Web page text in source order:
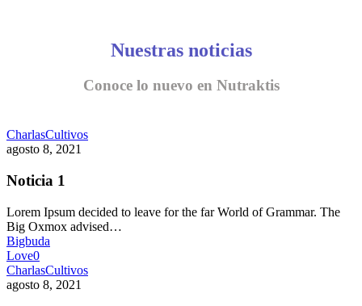
Nuestras noticias
Conoce lo nuevo en Nutraktis
CharlasCultivos
agosto 8, 2021
Noticia 1
Lorem Ipsum decided to leave for the far World of Grammar. The
Big Oxmox advised…
Bigbuda
Love0
CharlasCultivos
agosto 8, 2021